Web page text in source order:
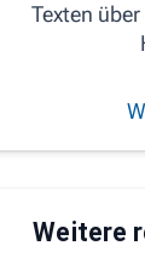
Texten
Weitere